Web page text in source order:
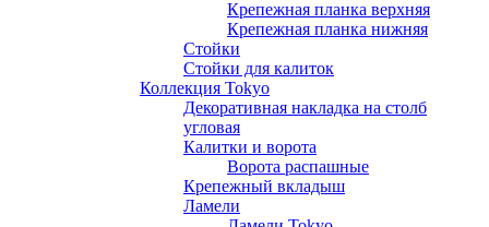
Крепежная планка верхняя
Крепежная планка нижняя
Стойки
Стойки для калиток
Коллекция Tokyo
Декоративная накладка на столб
угловая
Калитки и ворота
Ворота распашные
Крепежный вкладыш
Ламели